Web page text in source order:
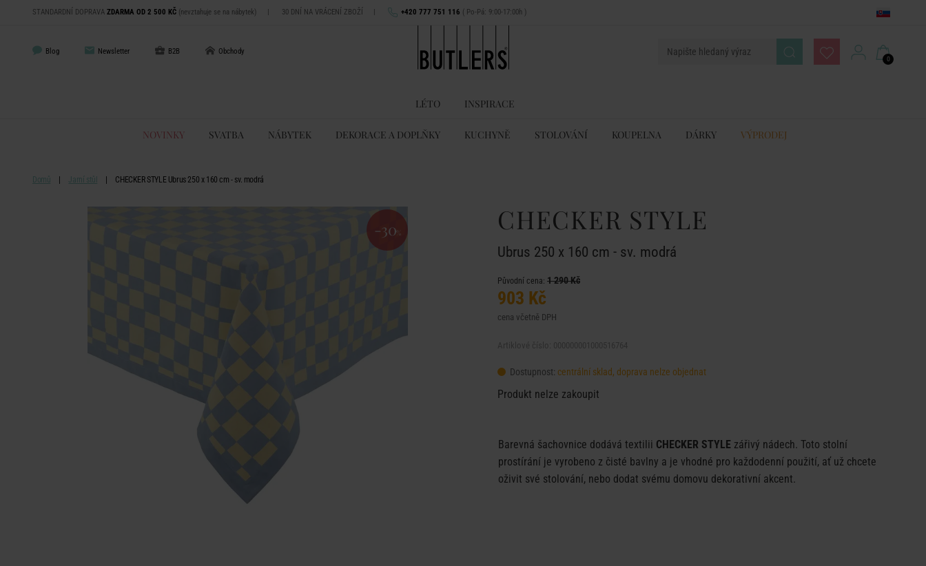
STANDARDNÍ DOPRAVA ZDARMA OD 2 500 KČ (nevztahuje se na nábytek) | 30 DNÍ NA VRÁCENÍ ZBOŽÍ | +420 777 751 116 ( Po-Pá: 9:00-17:00h )
Blog Newsletter B2B Obchody
0
LÉTO INSPIRACE
NOVINKY SVATBA NÁBYTEK DEKORACE A DOPLŇKY KUCHYNĚ STOLOVÁNÍ KOUPELNA DÁRKY VÝPRODEJ
Domů Jarní stůl CHECKER STYLE Ubrus 250 x 160 cm - sv. modrá
-30% CHECKER STYLE
Ubrus 250 x 160 cm - sv. modrá
Původní cena: 1 290 Kč
903 Kč
cena včetně DPH
Dostupnost: centrální sklad, doprava nelze objednat
Produkt nelze zakoupit
Barevná šachovnice dodává textilii CHECKER STYLE zářivý nádech. Toto stolní
prostírání je vyrobeno z čisté bavlny a je vhodné pro každodenní použití, ať už chcete
oživit své stolování, nebo dodat svému domovu dekorativní akcent.